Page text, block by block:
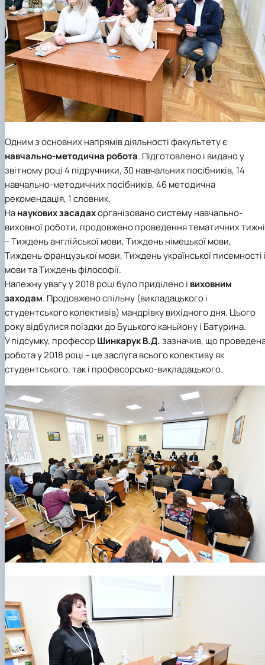
Одним з основних напрямів діяльності факультету є
навчально-методична робота. Підготовлено і видано у
звітному році 4 підручники, 30 навчальних посібників, 14
навчально-методичних посібників, 46 методична
рекомендація, 1 словник.
Нанаукових засадахорганізовано систему навчально-
виховної роботи, продовжено проведення тематичних
– Тиждень англійської мови, Тиждень німецької мови,
Тиждень французької мови, Тиждень української писемності
мови та Тиждень філософії.
Належну увагу у 2018 році було приділено і виховним
заходам. Продовжено спільну (викладацького і
студентського колективів) мандрівку вихідного дня. Цього
року відбулися поїздки до Буцького каньйону і Батурина.
У підсумку, професорШинкарук В.Д.зазначив, що
робота у 2018 році – це заслуга всього колективу як
студентського, так і професорсько-викладацького.